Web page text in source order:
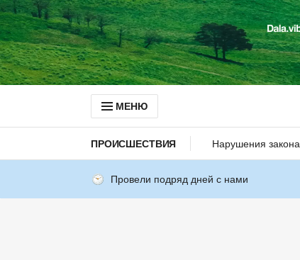
МЕНЮ
ПРОИСШЕСТВИЯ Нарушения закона
Провели подряд дней с нами